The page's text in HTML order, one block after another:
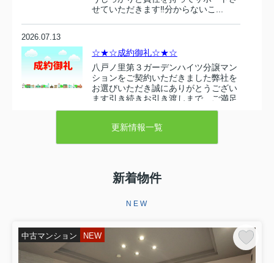
せていただきます‼分からないこ...
2026.07.13
☆★☆成約御礼☆★☆
八戸ノ里第３ガーデンハイツ分譲マン
ションをご契約いただきました弊社を
お選びいただき誠にありがとうござい
ます引き続きお引き渡しまで、ご満足
いただけるようしっかりと責任を持っ
2026.07.10
東大阪市衣摺５丁目 売り土地をご契
ございます。お引き渡しまで、ご満足
任を持ってサポートさせていただ...
2026.06.29
更新情報一覧
新着物件
NEW
中古マンション NEW